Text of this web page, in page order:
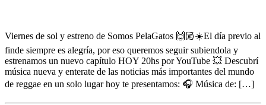
Viernes de sol y estreno de Somos PelaGatos 🙌🏼☀️El día previo al
finde siempre es alegría, por eso queremos seguir subiendola y
estrenamos un nuevo capítulo HOY 20hs por YouTube 💥 Descubrí
música nueva y enterate de las noticias más importantes del mundo
de reggae en un solo lugar hoy te presentamos: 🎧 Música de: […]